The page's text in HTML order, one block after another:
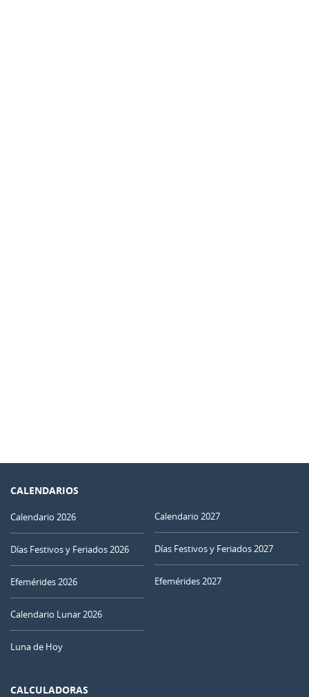
CALENDARIOS
Calendario 2026
Días Festivos y Feriados 2026
Efemérides 2026
Calendario Lunar 2026
Luna de Hoy
Calendario 2027
Días Festivos y Feriados 2027
Efemérides 2027
CALCULADORAS